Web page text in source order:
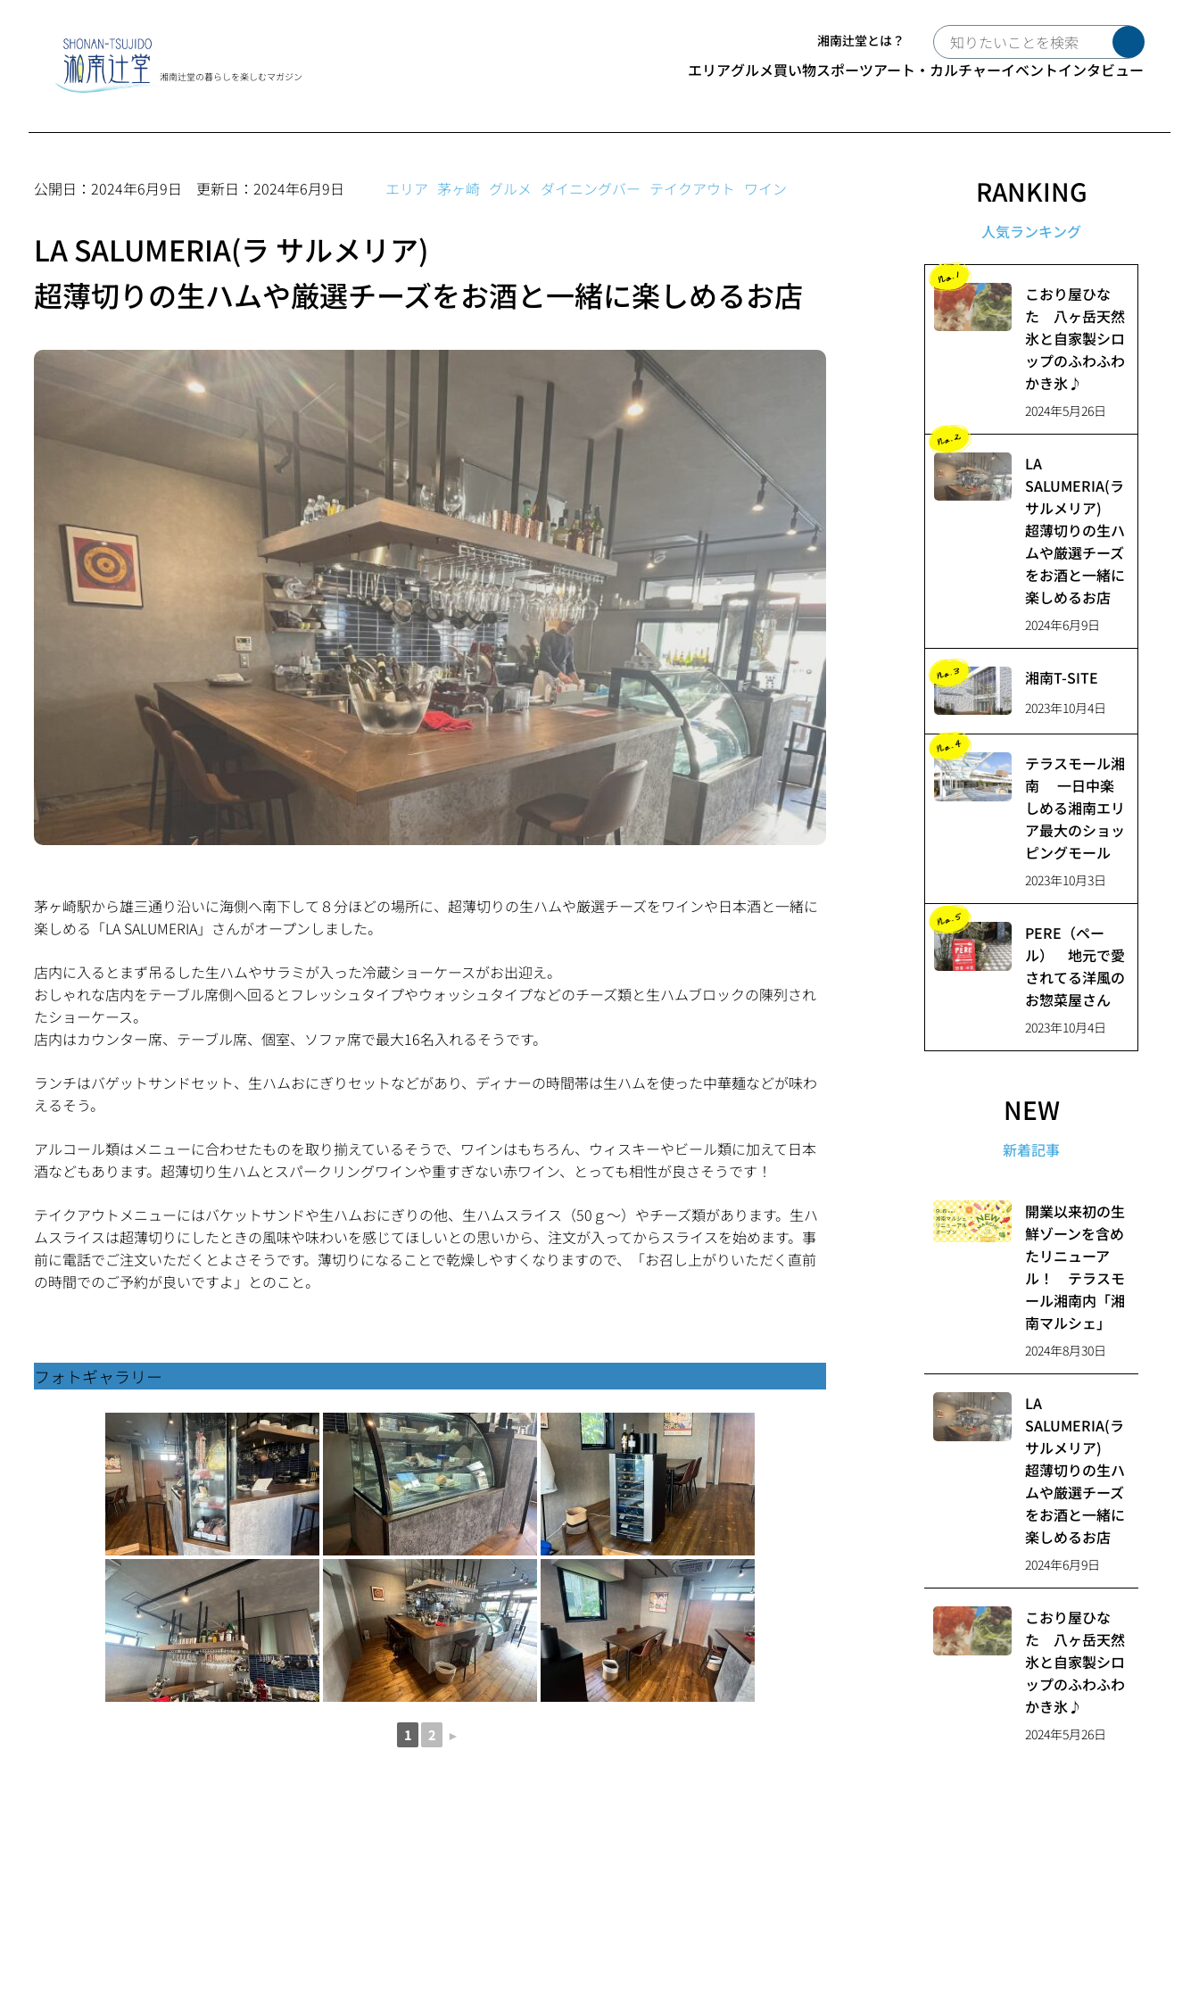
湘南辻堂の暮らしを楽しむマガジン
湘南辻堂とは？
エリアグルメ買い物スポーツアート・カルチャーイベントインタビュー
2024年6月9日 2024年6月9日 エリア 茅ヶ崎 グルメ ダイニングバー テイクアウト ワイン
LA SALUMERIA(ラ サルメリア)
超薄切りの生ハムや厳選チーズをお酒と一緒に楽しめるお店
茅ヶ崎駅から雄三通り沿いに海側へ南下して８分ほどの場所に、超薄切りの生ハムや厳選チーズをワインや日本酒と一緒に
楽しめる「LA SALUMERIA」さんがオープンしました。
店内に入るとまず吊るした生ハムやサラミが入った冷蔵ショーケースがお出迎え。
おしゃれな店内をテーブル席側へ回るとフレッシュタイプやウォッシュタイプなどのチーズ類と生ハムブロックの陳列され
たショーケース。
店内はカウンター席、テーブル席、個室、ソファ席で最大16名入れるそうです。
ランチはバゲットサンドセット、生ハムおにぎりセットなどがあり、ディナーの時間帯は生ハムを使った中華麺などが味わ
えるそう。
アルコール類はメニューに合わせたものを取り揃えているそうで、ワインはもちろん、ウィスキーやビール類に加えて日本
酒などもあります。超薄切り生ハムとスパークリングワインや重すぎない赤ワイン、とっても相性が良さそうです！
テイクアウトメニューにはバケットサンドや生ハムおにぎりの他、生ハムスライス（50ｇ～）やチーズ類があります。生ハ
ムスライスは超薄切りにしたときの風味や味わいを感じてほしいとの思いから、注文が入ってからスライスを始めます。事
前に電話でご注文いただくとよさそうです。薄切りになることで乾燥しやすくなりますので、「お召し上がりいただく直前
の時間でのご予約が良いですよ」とのこと。
フォトギャラリー
1 2 ►
RANKING
人気ランキング
こおり屋ひな
た 八ヶ岳天然
氷と自家製シロ
ップのふわふわ
かき氷♪
2024年5月26日
LA
SALUMERIA(ラ
サルメリア)
超薄切りの生ハ
ムや厳選チーズ
をお酒と一緒に
楽しめるお店
2024年6月9日
湘南T-SITE
2023年10月4日
テラスモール湘
南 一日中楽
しめる湘南エリ
ア最大のショッ
ピングモール
2023年10月3日
PERE（ペー
ル） 地元で愛
されてる洋風の
お惣菜屋さん
2023年10月4日
NEW
新着記事
開業以来初の生
鮮ゾーンを含め
たリニューア
ル！ テラスモ
ール湘南内「湘
南マルシェ」
2024年8月30日
LA
SALUMERIA(ラ
サルメリア)
超薄切りの生ハ
ムや厳選チーズ
をお酒と一緒に
楽しめるお店
2024年6月9日
こおり屋ひな
た 八ヶ岳天然
氷と自家製シロ
ップのふわふわ
かき氷♪
2024年5月26日
エリア
アート・カルチャー
インタビュー
湘南辻堂とは？